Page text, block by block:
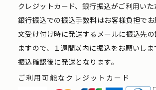
クレジットカード、銀行振込がご利用いた
銀行振込での振込手数料はお客様負担で
文受け付け時に発送するメールに振込先
ますので、１週間以内に振込をお願いし
振込確認後に発送となります。
ご利用可能なクレジットカード